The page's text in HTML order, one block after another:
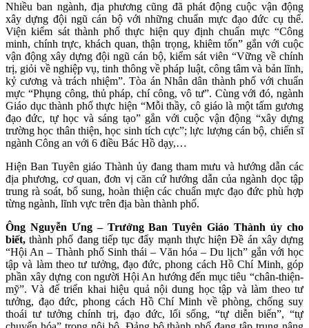
Nhiều ban ngành, địa phương cũng đã phát động cuộc vận động
xây dựng đội ngũ cán bộ với những chuẩn mực đạo đức cụ thể.
Viện kiểm sát thành phố thực hiện quy định chuẩn mực “Công
minh, chính trực, khách quan, thận trọng, khiêm tốn” gắn với cuộc
vận động xây dựng đội ngũ cán bộ, kiểm sát viên “Vững về chính
trị, giỏi về nghiệp vụ, tinh thông về pháp luật, công tâm và bản lĩnh,
kỷ cương và trách nhiệm”. Tòa án Nhân dân thành phố với chuẩn
mực “Phụng công, thủ pháp, chí công, vô tư”. Cùng với đó, ngành
Giáo dục thành phố thực hiện “Mỗi thầy, cô giáo là một tấm gương
đạo đức, tự học và sáng tạo” gắn với cuộc vận động “xây dựng
trường học thân thiện, học sinh tích cực”; lực lượng cán bộ, chiến sĩ
ngành Công an với 6 điều Bác Hồ dạy,…
Hiện Ban Tuyên giáo Thành ủy đang tham mưu và hướng dẫn các
địa phương, cơ quan, đơn vị căn cứ hướng dẫn của ngành dọc tập
trung rà soát, bổ sung, hoàn thiện các chuẩn mực đạo đức phù hợp
từng ngành, lĩnh vực trên địa bàn thành phố.
Ông Nguyễn Ưng – Trưởng Ban Tuyên Giáo Thành ủy cho
biết, thành phố đang tiếp tục đẩy mạnh thực hiện Đề án xây dựng
“Hội An – Thành phố Sinh thái – Văn hóa – Du lịch” gắn với học
tập và làm theo tư tưởng, đạo đức, phong cách Hồ Chí Minh, góp
phần xây dựng con người Hội An hướng đến mục tiêu “chân-thiện-
mỹ”. Và để triển khai hiệu quả nội dung học tập và làm theo tư
tưởng, đạo đức, phong cách Hồ Chí Minh về phòng, chống suy
thoái tư tưởng chính trị, đạo đức, lối sống, “tự diễn biến”, “tự